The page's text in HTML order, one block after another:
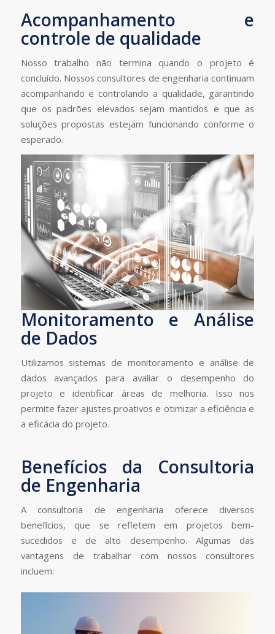
Acompanhamento e
controle de qualidade
Nosso trabalho não termina quando o projeto é
concluído. Nossos consultores de engenharia continuam
acompanhando e controlando a qualidade, garantindo
que os padrões elevados sejam mantidos e que as
soluções propostas estejam funcionando conforme o
esperado.
Monitoramento e Análise
de Dados
Utilizamos sistemas de monitoramento e análise de
dados avançados para avaliar o desempenho do
projeto e identificar áreas de melhoria. Isso nos
permite fazer ajustes proativos e otimizar a eficiência e
a eficácia do projeto.
Benefícios da Consultoria
de Engenharia
A consultoria de engenharia oferece diversos
benefícios, que se refletem em projetos bem-
sucedidos e de alto desempenho. Algumas das
vantagens de trabalhar com nossos consultores
incluem: